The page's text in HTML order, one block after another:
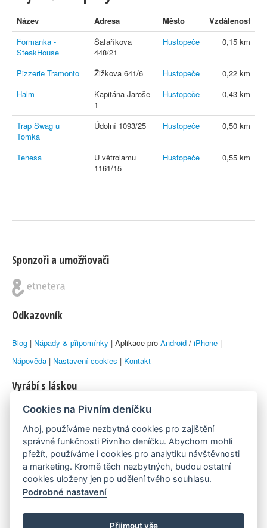
Název Adresa Město
Vzdálenost
Formanka -
SteakHouse
Šafaříkova
448/21
Hustopeče 0,15 km
Pizzerie Tramonto Žižkova 641/6 Hustopeče
0,22 km
Halm
Kapitána Jaroše
1
Hustopeče 0,43 km
Trap Swag u
Tomka
Údolní 1093/25 Hustopeče 0,50 km
Tenesa
U větrolamu
1161/15
Hustopeče 0,55 km
Sponzoři a umožňovači
Odkazovník
Blog | Nápady & připomínky | Aplikace pro Android / iPhone |
Nápověda | Nastavení cookies | Kontakt
Vyrábí s láskou
© 2010–2026 byLukáš Zemanaka Emka
Máme rádi
Pivní.info
Poznámka pod čarou
Pivní deníček je nezávislý zdroj, který není spjat s žádným
Cookies na Pivním deníčku
Ahoj, používáme nezbytná cookies pro zajištění
správné funkčnosti Pivního deníčku. Abychom mohli
přežít, používáme i cookies pro analytiku návštěvnosti
a marketing. Kromě těch nezbytných, budou ostatní
cookies uloženy jen po udělení tvého souhlasu.
Podrobné nastavení
Přijmout vše